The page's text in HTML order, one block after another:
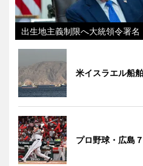
出生地主義制限へ大統領令署名
米イスラエル船
プロ野球・広島